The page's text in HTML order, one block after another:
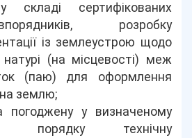
сертифікованих
розробку
із землеустрою щодо
(на місцевості) меж
(паю) для оформлення
землю;
погоджену у визначеному
порядку технічну